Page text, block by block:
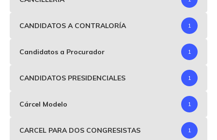
CANDIDATOS A CONTRALORÍA 1
Candidatos a Procurador 1
CANDIDATOS PRESIDENCIALES 1
Cárcel Modelo 1
CARCEL PARA DOS CONGRESISTAS 1